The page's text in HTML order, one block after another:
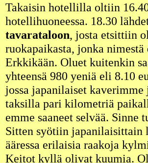
Takaisin hotellilla oltiin
hotellihuoneessa. 18.30
tavarataloon, josta etsittiin
ruokapaikasta, jonka
Erkkikään. Oluet kuitenkin
yhteensä 980 yeniä eli 8.10
jossa japanilaiset
taksilla pari kilometriä
emme saaneet selvää.
Sitten syötiin japanilaisittain
ääressa erilaisia raakoja
Keitot kyllä olivat kuumia.